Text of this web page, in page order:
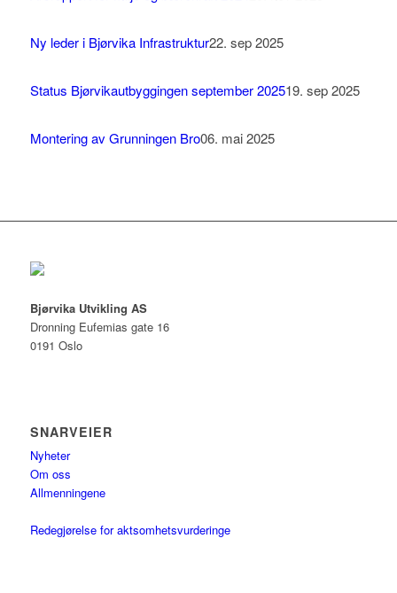
Ny leder i Bjørvika Infrastruktur22. sep 2025
Status Bjørvikautbyggingen september 202519. sep 2025
Montering av Grunningen Bro06. mai 2025
Bjørvika Utvikling AS
Dronning Eufemias gate 16
0191 Oslo
SNARVEIER
Nyheter
Om oss
Allmenningene
Redegjørelse for aktsomhetsvurderinge